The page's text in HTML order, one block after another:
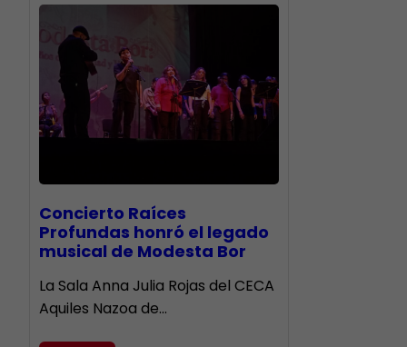
​Concierto Raíces
Profundas honró el legado
musical de Modesta Bor
La Sala Anna Julia Rojas del CECA
Aquiles Nazoa de…